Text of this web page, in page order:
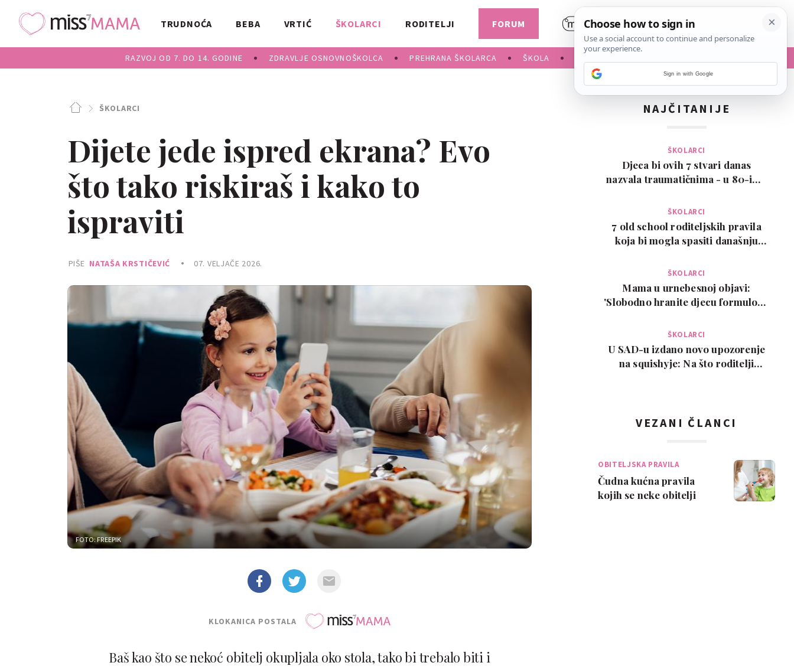
TRUDNOĆA BEBA VRTIĆ ŠKOLARCI
RAZVOJ OD 7. DO 14. GODINE ZDRAVLJE OSNOVNOŠKOLCA PREHRANA ŠKOLARCA ŠKOLA
RODITELJI FORUM
ŠKOLARCI
Dijete jede ispred ekrana? Evo
što tako riskiraš i kako to
ispraviti
PIŠE NATAŠA KRSTIČEVIĆ 07. VELJAČE 2026.
FOTO: FREEPIK
KLOKANICA POSTALA
Baš kao što se nekoć obitelj okupljala oko stola, tako bi trebalo biti i
NAJČITANIJE
ŠKOLARCI
Djeca bi ovih 7 stvari danas
nazvala traumatičnima - u 80-ima
ŠKOLARCI
7 old school roditeljskih pravila
koja bi mogla spasiti današnju
ŠKOLARCI
Mama u urnebesnoj objavi:
'Slobodno hranite djecu formulom.
ŠKOLARCI
U SAD-u izdano novo upozorenje
na squishyje: Na što roditelji
VEZANI ČLANCI
OBITELJSKA PRAVILA
Čudna kućna pravila
kojih se neke obitelji
Sign in with Google